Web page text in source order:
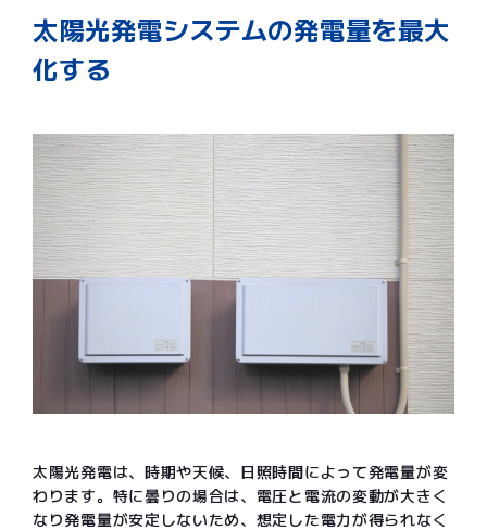
太陽光発電システムの発電量を最大
化する
太陽光発電は、時期や天候、日照時間によって発電量が変
わります。特に曇りの場合は、電圧と電流の変動が大きく
なり発電量が安定しないため、想定した電力が得られなく